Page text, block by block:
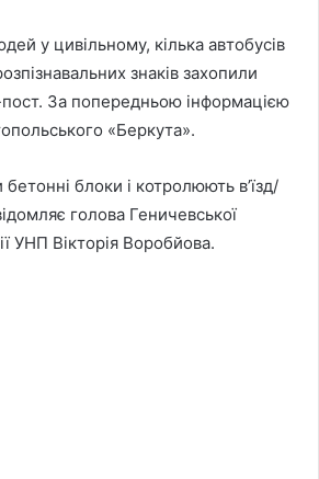
у цивільному, кілька автобусів
знаків захопили
пост. За попередньою інформацією
«Беркута».
блоки і котролюють в’їзд/
голова Геничевської
УНП Вікторія Воробйова.